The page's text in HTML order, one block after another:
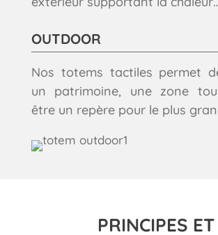
OUTDOOR
Nos totems tactiles permet
un patrimoine, une zone
être un repère pour le plus
PRINCIPES ET